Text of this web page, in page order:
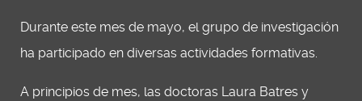
Durante este mes de mayo, el grupo de investigación
ha participado en diversas actividades formativas.
A principios de mes, las doctoras Laura Batres y